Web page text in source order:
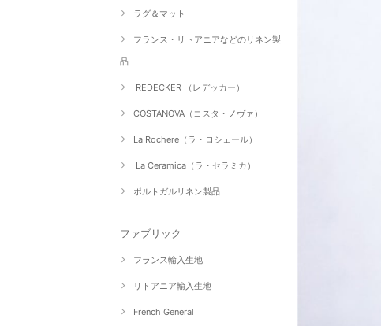
ラグ＆マット
フランス・リトアニアなどのリネン製
品
REDECKER （レデッカー）
COSTANOVA（コスタ・ノヴァ）
La Rochere（ラ・ロシェール）
La Ceramica（ラ・セラミカ）
ポルトガルリネン製品
ファブリック
フランス輸入生地
リトアニア輸入生地
French General